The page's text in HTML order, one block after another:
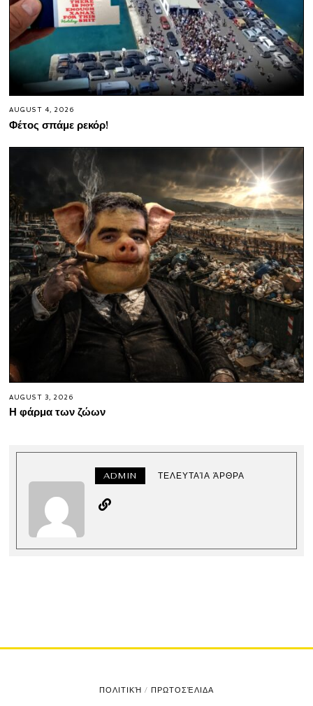
AUGUST 4, 2026
Φέτος σπάμε ρεκόρ!
AUGUST 3, 2026
Η φάρμα των ζώων
ADMIN ΤΕΛΕΥΤΑΊΑ ΆΡΘΡΑ
ΠΟΛΙΤΙΚΉ / ΠΡΩΤΟΣΈΛΙΔΑ